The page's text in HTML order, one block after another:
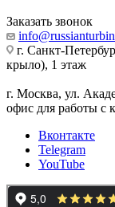
Заказать звонок
г. Санкт-
крыло), 1 этаж
г. Москва, ул.
офис для работы с
Вконтакте
Telegram
YouTube